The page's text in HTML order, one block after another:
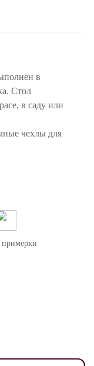
в
Стол
в саду или
чехлы для
примерки